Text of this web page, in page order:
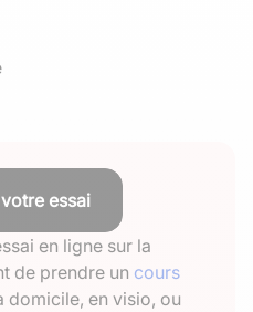
essai
en ligne sur la
de prendre un cours
domicile, en visio, ou